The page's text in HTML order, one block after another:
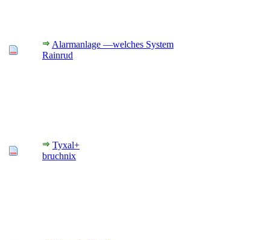
Alarmanlage —welches System
Rainrud
Tyxal+
bruchnix